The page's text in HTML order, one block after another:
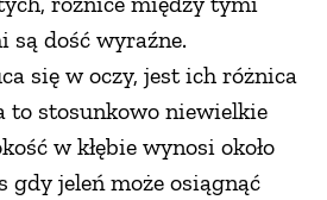
są dość wyraźne.
się w oczy, jest ich różnica
to stosunkowo niewielkie
w kłębie wynosi około
gdy jeleń może osiągnąć